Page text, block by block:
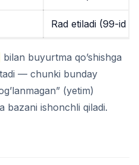
Rad etiladi (99-id
bilan buyurtma qo’shishga
— chunki bunday
(yetim)
bazani ishonchli qiladi.